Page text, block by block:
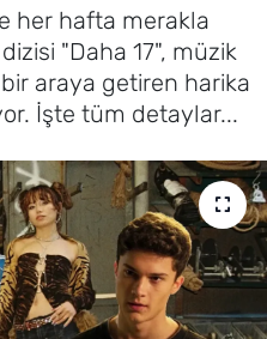
her hafta merakla
"Daha 17", müzik
araya getiren harika
İşte tüm detaylar...